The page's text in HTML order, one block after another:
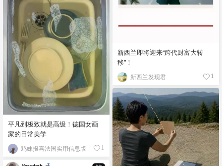
新西兰即将迎来“跨代财富大转
移”！
新西兰发现君 1
平凡到极致就是高级！德国女画
家的日常美学
鸡妹报喜法国实用信息版 1